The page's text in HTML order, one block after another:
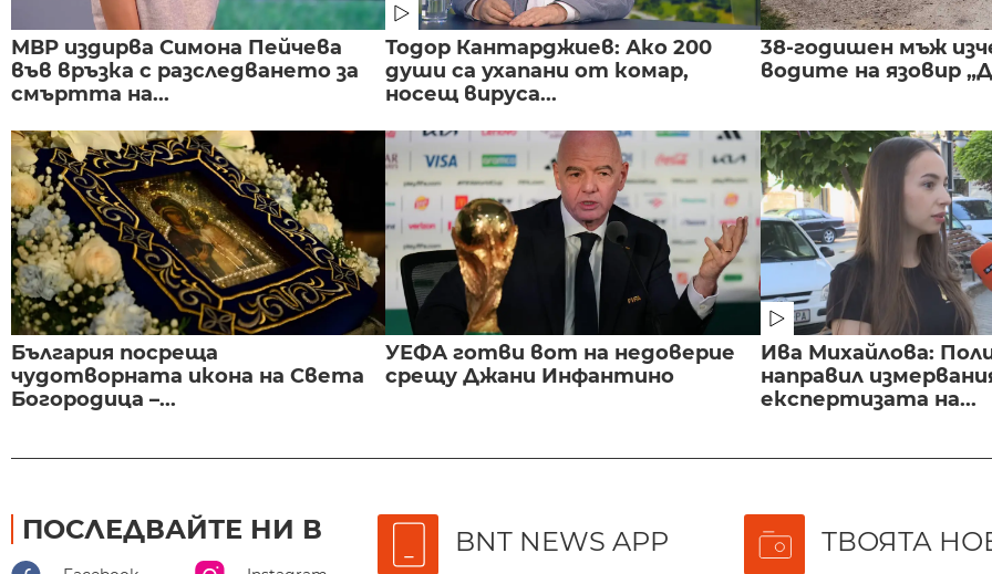
МВР издирва Симона Пейчева
във връзка с разследването за
смъртта на...
Тодор Кантарджиев: Ако 200
души са ухапани от комар,
носещ вируса...
38-годишен мъж
водите на язовир
България посреща
чудотворната икона на Света
Богородица –...
УЕФА готви вот на недоверие
срещу Джани Инфантино
Ива Михайлова:
направил
експертизата на...
ПОСЛЕДВАЙТЕ НИ В BNT NEWS APP ТВОЯТА